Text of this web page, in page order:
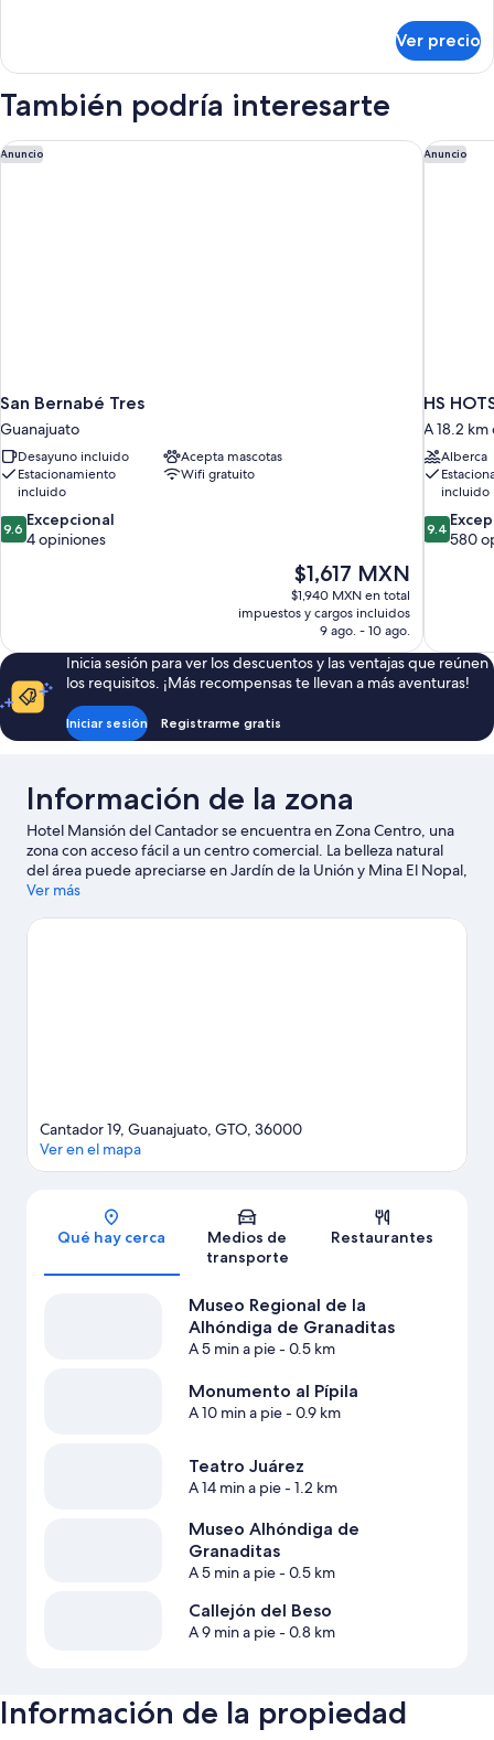
junior
Ver precio
También podría interesarte
Anuncio
San Bernabé Tres
Guanajuato
Desayuno incluido
Acepta mascotas
Estacionamiento
incluido
Wifi gratuito
9.6
de
9.6 Excepcional
4 opiniones
El
precio
actual
de
$1,617 MXN
$1,617 MXN
$1,940 MXN en total
impuestos y cargos incluidos
9 ago. - 10 ago.
San Bernabé Tres Anuncio
HS
A 18.2
Alberca
incluido
9.4
de
9.4
580
HS
Inicia sesión para ver los descuentos y las ventajas que reúnen
los requisitos. ¡Más recompensas te llevan a más aventuras!
Iniciar sesión Registrarme gratis
Información de la zona
Hotel Mansión del Cantador se encuentra en Zona Centro, una
zona con acceso fácil a un centro comercial. La belleza natural
del área puede apreciarse en Jardín de la Unión y Mina El Nopal,
mientras que Museo Diego Rivera y Teatro Juárez son lugares
Ver más
Sección del mapa
Cantador 19, Guanajuato, GTO, 36000
Ver en el mapa
Qué hay cerca
Medios de
transporte
Restaurantes
Museo Regional de la
Alhóndiga de Granaditas
A 5 min a pie- 0.5 km
Monumento al Pípila
A 10 min a pie- 0.9 km
Teatro Juárez
A 14 min a pie- 1.2 km
Museo Alhóndiga de
Granaditas
A 5 min a pie- 0.5 km
Callejón del Beso
A 9 min a pie- 0.8 km
Información de la propiedad